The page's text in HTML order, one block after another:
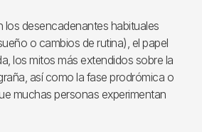
los desencadenantes habituales
o cambios de rutina), el papel
los mitos más extendidos sobre la
así como la fase prodrómica o
muchas personas experimentan